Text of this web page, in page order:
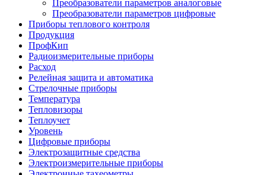
Преобразователи параметров аналоговые
Преобразователи параметров цифровые
Приборы теплового контроля
Продукция
ПрофКип
Радиоизмерительные приборы
Расход
Релейная защита и автоматика
Стрелочные приборы
Температура
Тепловизоры
Теплоучет
Уровень
Цифровые приборы
Электрозащитные средства
Электроизмерительные приборы